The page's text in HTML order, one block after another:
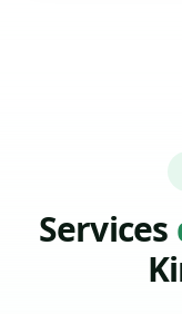
Services